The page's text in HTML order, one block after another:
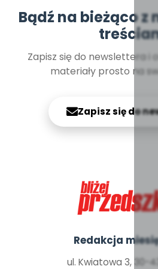
Bądź na bieżąco z
Zapisz się do newslettera i
materiały prosto na
Zapisz się do
Redakcja
ul. Kwiatowa 3, 30-